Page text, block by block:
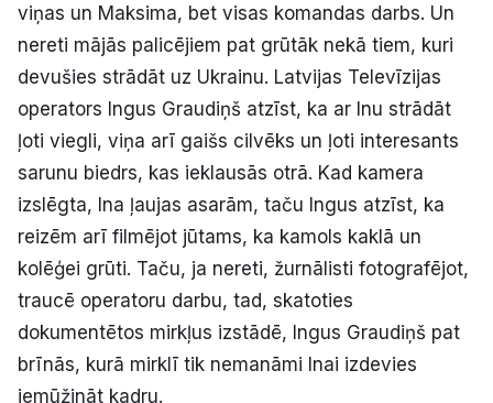
viņas un Maksima, bet visas komandas darbs. Un
nereti mājās palicējiem pat grūtāk nekā tiem, kuri
devušies strādāt uz Ukrainu. Latvijas Televīzijas
operators Ingus Graudiņš atzīst, ka ar Inu strādāt
ļoti viegli, viņa arī gaišs cilvēks un ļoti interesants
sarunu biedrs, kas ieklausās otrā. Kad kamera
izslēgta, Ina ļaujas asarām, taču Ingus atzīst, ka
reizēm arī filmējot jūtams, ka kamols kaklā un
kolēģei grūti. Taču, ja nereti, žurnālisti fotografējot,
traucē operatoru darbu, tad, skatoties
dokumentētos mirkļus izstādē, Ingus Graudiņš pat
brīnās, kurā mirklī tik nemanāmi Inai izdevies
iemūžināt kadru.